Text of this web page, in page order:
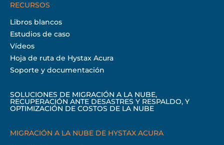
RECURSOS
Libros blancos
Estudios de caso
Vídeos
Hoja de ruta de Hystax Acura
Soporte y documentación
SOLUCIONES DE MIGRACIÓN A LA NUBE,
RECUPERACIÓN ANTE DESASTRES Y RESPALDO, Y
OPTIMIZACIÓN DE COSTOS DE LA NUBE
MIGRACIÓN A LA NUBE DE HYSTAX ACURA